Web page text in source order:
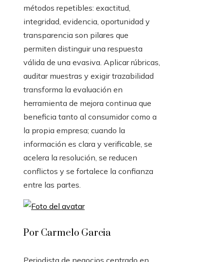
métodos repetibles: exactitud,
integridad, evidencia, oportunidad y
transparencia son pilares que
permiten distinguir una respuesta
válida de una evasiva. Aplicar rúbricas,
auditar muestras y exigir trazabilidad
transforma la evaluación en
herramienta de mejora continua que
beneficia tanto al consumidor como a
la propia empresa; cuando la
información es clara y verificable, se
acelera la resolución, se reducen
conflictos y se fortalece la confianza
entre las partes.
Por Carmelo Garcia